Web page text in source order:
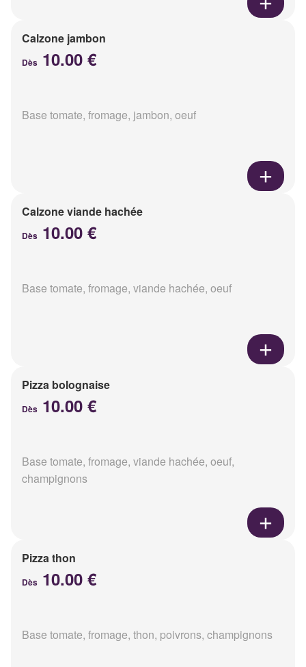
Calzone jambon
Dès 10.00 €
Base tomate, fromage, jambon, oeuf
Calzone viande hachée
Dès 10.00 €
Base tomate, fromage, viande hachée, oeuf
Pizza bolognaise
Dès 10.00 €
Base tomate, fromage, viande hachée, oeuf,
champignons
Pizza thon
Dès 10.00 €
Base tomate, fromage, thon, poivrons, champignons